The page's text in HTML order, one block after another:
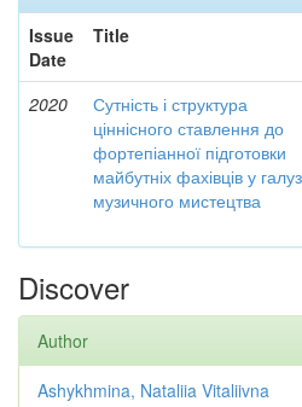
Issue
Date
Title
2020
Сутність і структура
ціннісного ставлення до
фортепіанної підготовки
майбутніх фахівців у
музичного мистецтва
Discover
Author
Ashykhmina, Nataliia Vitaliivna